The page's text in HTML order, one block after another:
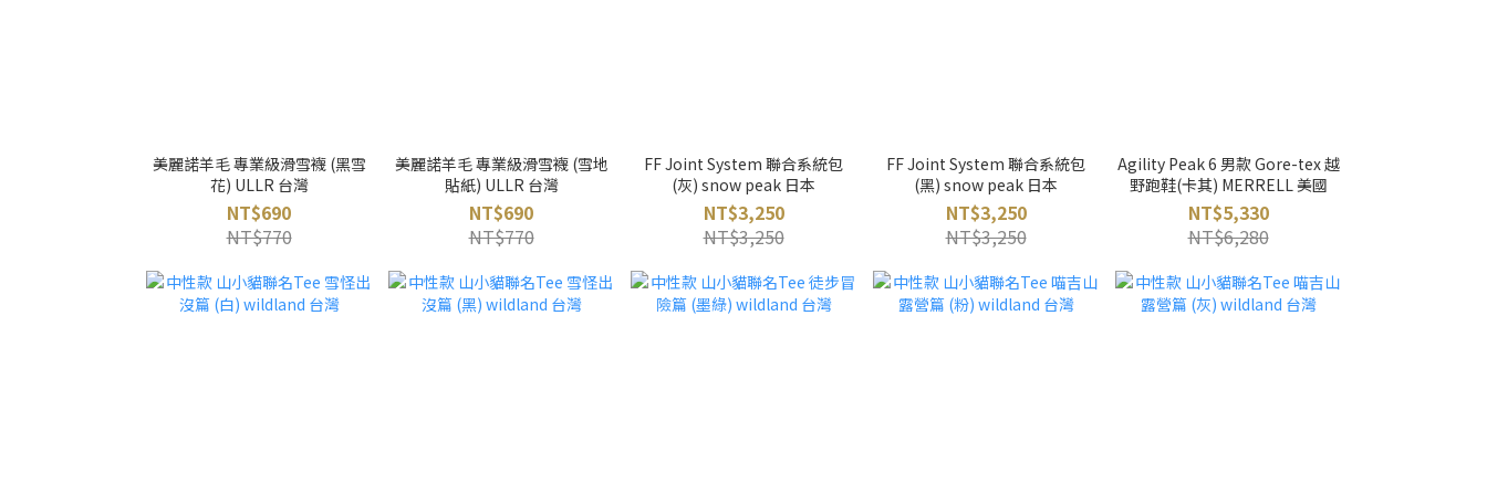
美麗諾羊毛 專業級滑雪襪 (黑雪
花) ULLR 台灣
NT$690
NT$770
美麗諾羊毛 專業級滑雪襪 (雪地
貼紙) ULLR 台灣
NT$690
NT$770
FF Joint System 聯合系統包
(灰) snow peak 日本
NT$3,250
NT$3,250
FF Joint System 聯合系統包
(黑) snow peak 日本
NT$3,250
NT$3,250
Agility Peak 6 男款 Gore-tex 越
野跑鞋(卡其) MERRELL 美國
NT$5,330
NT$6,280